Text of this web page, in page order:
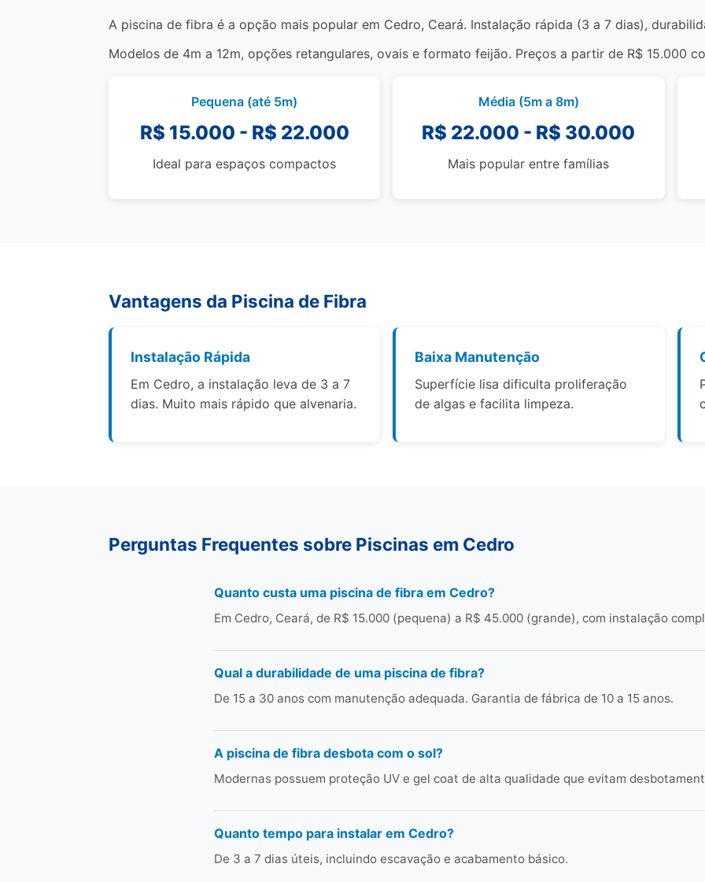
A piscina de fibra é a opção mais popular em Cedro, Ceará. Instalação rápida (3 a 7 dias),
Modelos de 4m a 12m, opções retangulares, ovais e formato feijão. Preços a partir de R$ 15.000
Pequena (até 5m)
R$ 15.000 - R$ 22.000
Ideal para espaços compactos
Média (5m a 8m)
R$ 22.000 - R$ 30.000
Mais popular entre famílias
Vantagens da Piscina de Fibra
Instalação Rápida
Em Cedro, a instalação leva de 3 a 7
dias. Muito mais rápido que alvenaria.
Baixa Manutenção
Superfície lisa dificulta proliferação
de algas e facilita limpeza.
Perguntas Frequentes sobre Piscinas em Cedro
Quanto custa uma piscina de fibra em Cedro?
Em Cedro, Ceará, de R$ 15.000 (pequena) a R$ 45.000 (grande), com instalação
Qual a durabilidade de uma piscina de fibra?
De 15 a 30 anos com manutenção adequada. Garantia de fábrica de 10 a 15 anos.
A piscina de fibra desbota com o sol?
Modernas possuem proteção UV e gel coat de alta qualidade que evitam
Quanto tempo para instalar em Cedro?
De 3 a 7 dias úteis, incluindo escavação e acabamento básico.